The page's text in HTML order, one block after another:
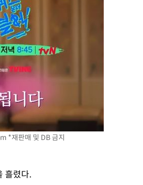
*재판매 및 DB 금지
흘렸다.